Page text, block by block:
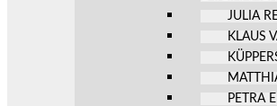
JULIA
KLAUS
PETRA